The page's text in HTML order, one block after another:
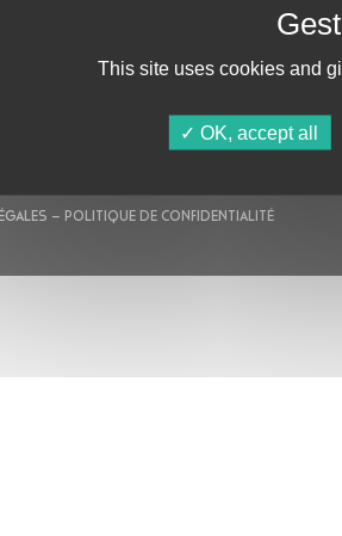
– POLITIQUE DE CONFIDENTIALITÉ
This site uses cookies and
OK, accept all